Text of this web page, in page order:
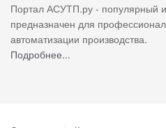
Портал АСУТП.ру - популярный
предназначен для
автоматизации производства.
Подробнее...